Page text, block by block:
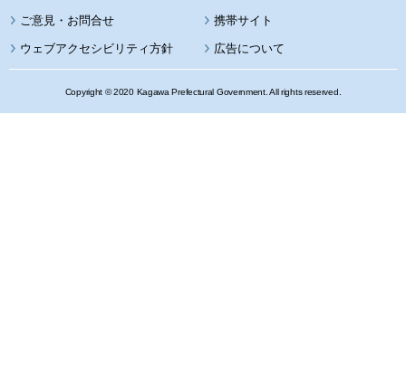
携帯サイト
ウェブアクセシビリティ方針 広告について
Copyright © 2020 Kagawa Prefectural Government. All rights reserved.